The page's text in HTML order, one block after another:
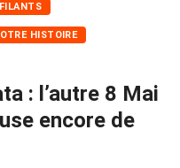
HISTOIRE
: l’autre 8 Mai
encore de